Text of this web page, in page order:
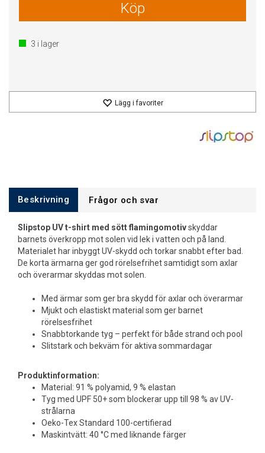
Köp
3 i lager
Lägg i favoriter
Beskrivning Frågor och svar
Slipstop UV t-shirt med sött flamingomotivskyddar
barnets överkropp mot solen vid lek i vatten och på land.
Materialet har inbyggt UV-skydd och torkar snabbt efter bad.
De korta ärmarna ger god rörelsefrihet samtidigt som axlar
och överarmar skyddas mot solen.
Med ärmar som ger bra skydd för axlar och överarmar
Mjukt och elastiskt material som ger barnet
rörelsesfrihet
Snabbtorkande tyg – perfekt för både strand och pool
Slitstark och bekväm för aktiva sommardagar
Produktinformation:
Material: 91 % polyamid, 9 % elastan
Tyg med UPF 50+ som blockerar upp till 98 % av UV-
strålarna
Oeko-Tex Standard 100-certifierad
Maskintvätt: 40 °C med liknande färger